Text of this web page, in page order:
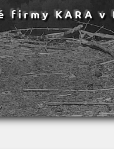
KARA v